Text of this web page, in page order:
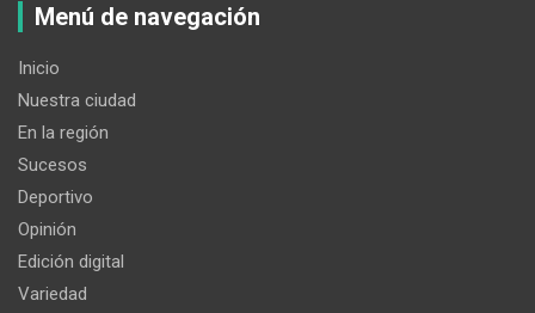
Menú de navegación
Inicio
Nuestra ciudad
En la región
Sucesos
Deportivo
Opinión
Edición digital
Variedad